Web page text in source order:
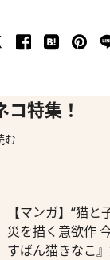
コ特集！
む
【マンガ】“猫
災を描く意欲作
すばん猫きなこ